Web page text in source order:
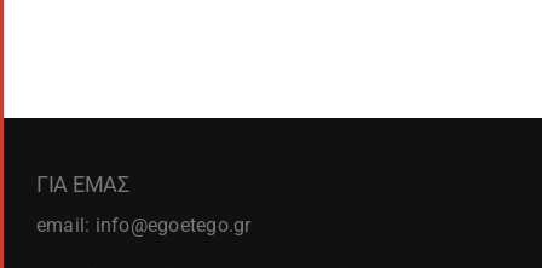
ΓΙΑ ΕΜΑΣ
email: info@egoetego.gr